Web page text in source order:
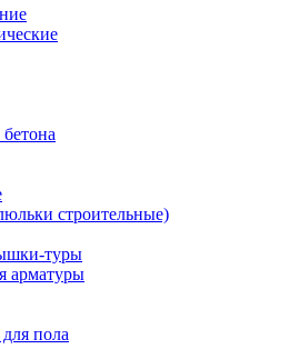
строительные)
туры
арматуры
пола